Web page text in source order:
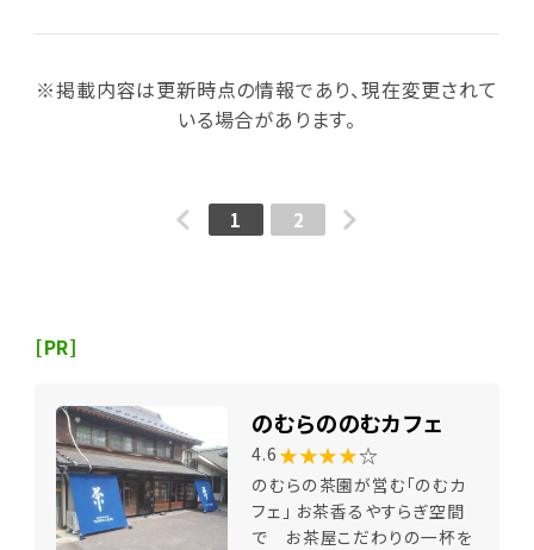
※掲載内容は更新時点の情報であり、現在変更されて
いる場合があります。
1 2
[PR]
のむらののむカフェ
4.6 ★★★★☆
のむらの茶園が営む「のむカ
フェ」 お茶香るやすらぎ空間
で お茶屋こだわりの一杯を